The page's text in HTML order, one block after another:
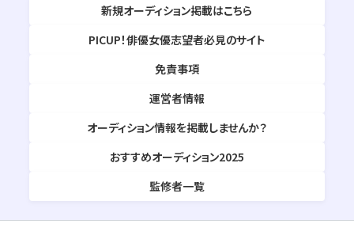
新規オーディション掲載はこちら
PICUP！俳優女優志望者必見のサイト
免責事項
運営者情報
オーディション情報を掲載しませんか？
おすすめオーディション2025
監修者一覧